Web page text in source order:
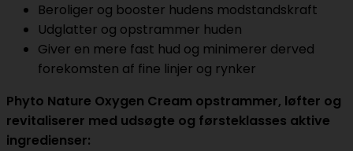
Beroliger og booster hudens modstandskraft
Udglatter og opstrammer huden
Giver en mere fast hud og minimerer derved
forekomsten af fine linjer og rynker
Phyto Nature Oxygen Cream opstrammer, løfter og
revitaliserer med udsøgte og førsteklasses aktive
ingredienser: